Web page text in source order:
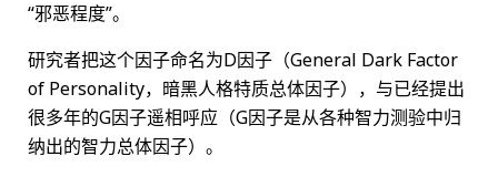
“邪恶程度”。
研究者把这个因子命名为D因子（General Dark Factor
of Personality，暗黑人格特质总体因子），与已经提出
很多年的G因子遥相呼应（G因子是从各种智力测验中归
纳出的智力总体因子）。